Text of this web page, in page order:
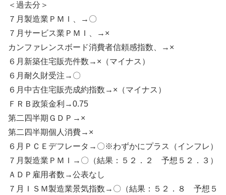
＜過去分＞
７月製造業ＰＭＩ、→〇
７月サービス業ＰＭＩ、→×
カンファレンスボード消費者信頼感指数、→×
６月新築住宅販売件数→×（マイナス）
６月耐久財受注→〇
６月中古住宅販売成約指数→×（マイナス）
ＦＲＢ政策金利→0.75
第二四半期ＧＤＰ→×
第二四半期個人消費→×
６月ＰＣＥデフレータ→〇※わずかにプラス（インフレ）
７月製造業ＰＭＩ→〇（結果：５２．２ 予想５２．３）
ＡＤＰ雇用者数→公表なし
７月ＩＳＭ製造業景気指数→〇（結果：５２．８ 予想５